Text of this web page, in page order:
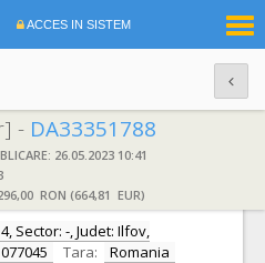
ACCES IN SISTEM
- DA33351788
26.05.2023 10:41
RON (664,81 EUR)
S.A. CIF: 33358111
Sector: -, Judet: Ilfov,
Tara:
Romania